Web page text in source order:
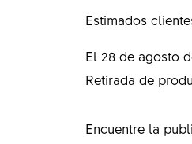
Estimados
El 28 de agosto
Retirada de
Encuentre la